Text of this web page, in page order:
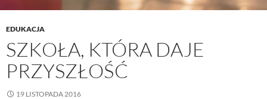
EDUKACJA
SZKOŁA, KTÓRA DAJE
PRZYSZŁOŚĆ
19 LISTOPADA 2016